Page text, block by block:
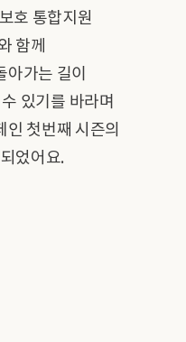
호 통합지원
함께
가는 길이
있기를 바라며
첫번째 시즌의
었어요.